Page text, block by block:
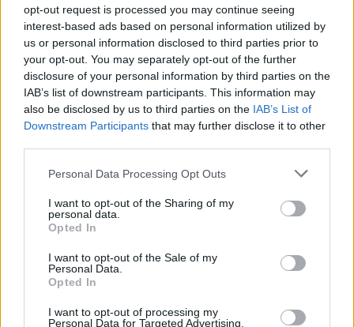
opt-out request is processed you may continue seeing
interest-based ads based on personal information utilized by
us or personal information disclosed to third parties prior to
your opt-out. You may separately opt-out of the further
disclosure of your personal information by third parties on the
IAB’s list of downstream participants. This information may
also be disclosed by us to third parties on the IAB’s List of
Downstream Participants that may further disclose it to other
Please note that this website/app uses one or more Google
not limited to your visit or usage behaviour. You may click to
grant or deny consent to Google and its third-party tags to
use your data for below specified purposes in below Google
consent section.
Personal Data Processing Opt Outs
I want to opt-out of the Sharing of my
personal data.
Opted In
I want to opt-out of the Sale of my
Personal Data.
Opted In
I want to opt-out of processing my
Personal Data for Targeted Advertising.
Utcanévváltozások Ungváron a
„dekommunizáció” jegyében